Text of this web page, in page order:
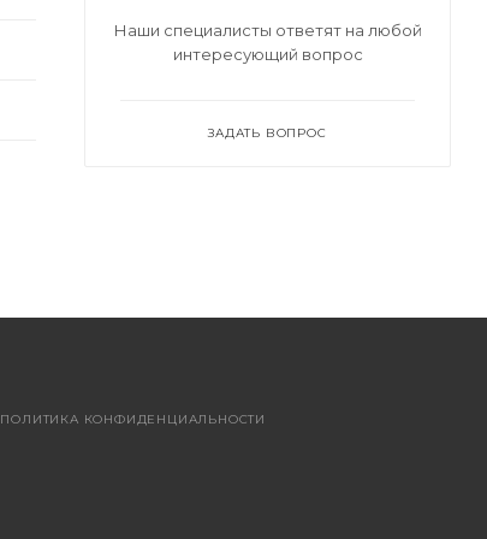
Наши специалисты ответят на любой
интересующий вопрос
ЗАДАТЬ ВОПРОС
ПОЛИТИКА КОНФИДЕНЦИАЛЬНОСТИ